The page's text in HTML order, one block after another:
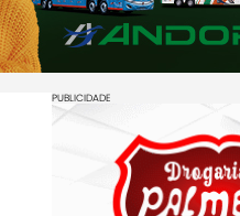
PUBLICIDADE